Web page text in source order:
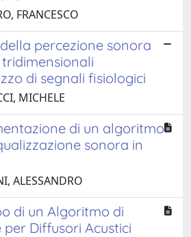
FRANCESCO
percezione sonora
di segnali fisiologici
MICHELE
di un algoritmo
sonora in
ALESSANDRO
di un Algoritmo di
Diffusori Acustici